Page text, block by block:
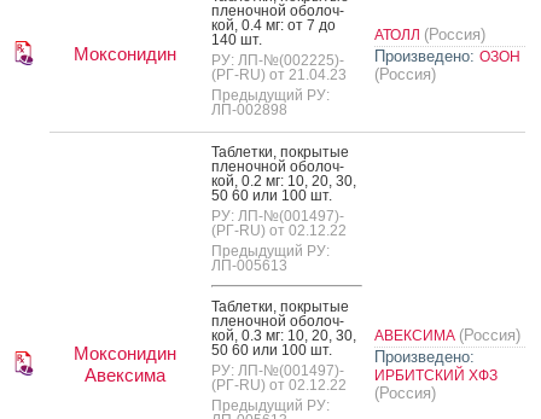
Моксонидин
пле­ноч­ной обо­лоч­
кой, 0.4 мг: от 7 до
140 шт.
РУ: ЛП-№(002225)-
(РГ-RU) от 21.04.23
Предыдущий РУ:
ЛП-002898
АТОЛЛ (Россия)
Произведено: ОЗОН
(Россия)
Моксонидин
Авексима
Таб­летки, пок­ры­тые
пле­ноч­ной обо­лоч­
кой, 0.2 мг: 10, 20, 30,
50 60 или 100 шт.
РУ: ЛП-№(001497)-
(РГ-RU) от 02.12.22
Предыдущий РУ:
ЛП-005613
Таб­летки, пок­ры­тые
пле­ноч­ной обо­лоч­
кой, 0.3 мг: 10, 20, 30,
50 60 или 100 шт.
РУ: ЛП-№(001497)-
(РГ-RU) от 02.12.22
Предыдущий РУ:
АВЕКСИМА (Россия)
Произведено:
ИРБИТСКИЙ ХФЗ
(Россия)